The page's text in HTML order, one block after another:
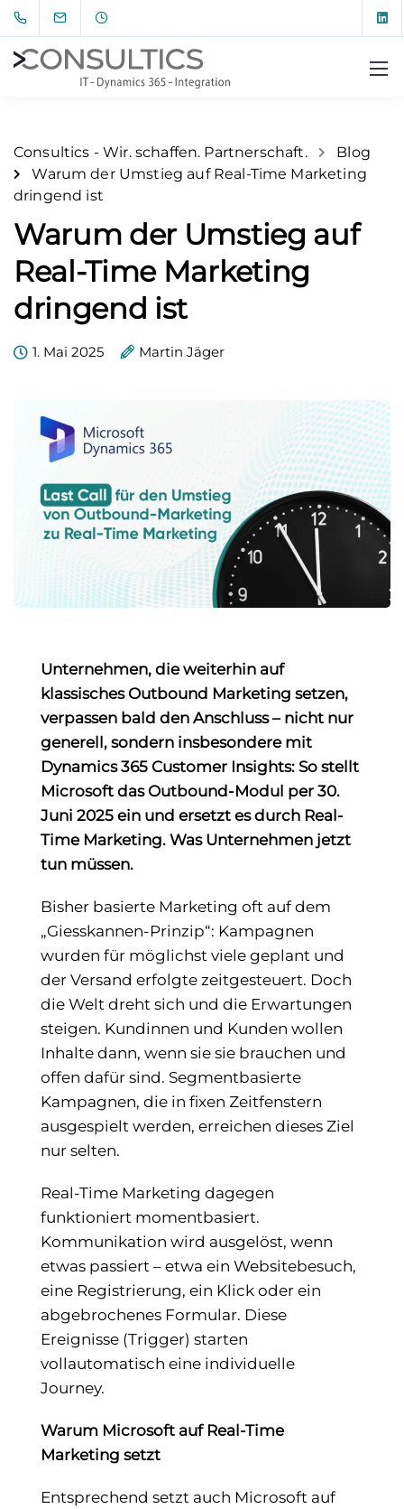
Consultics - Wir. schaffen. Partnerschaft.
Blog
Warum der Umstieg auf Real-Time Marketing
dringend ist
Warum der Umstieg auf
Real-Time Marketing
dringend ist
1. Mai 2025 Martin Jäger
Unternehmen, die weiterhin auf
klassisches Outbound Marketing setzen,
verpassen bald den Anschluss – nicht nur
generell, sondern insbesondere mit
Dynamics 365 Customer Insights: So stellt
Microsoft das Outbound-Modul per 30.
Juni 2025 ein und ersetzt es durch Real-
Time Marketing. Was Unternehmen jetzt
tun müssen.
Bisher basierte Marketing oft auf dem
„Giesskannen-Prinzip“: Kampagnen
wurden für möglichst viele geplant und
der Versand erfolgte zeitgesteuert. Doch
die Welt dreht sich und die Erwartungen
steigen. Kundinnen und Kunden wollen
Inhalte dann, wenn sie sie brauchen und
offen dafür sind. Segmentbasierte
Kampagnen, die in fixen Zeitfenstern
ausgespielt werden, erreichen dieses Ziel
nur selten.
Real-Time Marketing dagegen
funktioniert momentbasiert.
Kommunikation wird ausgelöst, wenn
etwas passiert – etwa ein Websitebesuch,
eine Registrierung, ein Klick oder ein
abgebrochenes Formular. Diese
Ereignisse (Trigger) starten
vollautomatisch eine individuelle
Journey.
Warum Microsoft auf Real-Time
Marketing setzt
Entsprechend setzt auch Microsoft auf